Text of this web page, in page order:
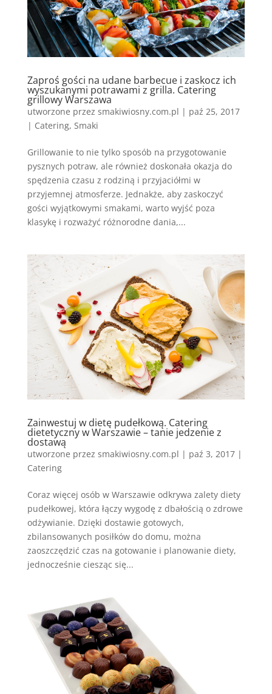
Zaproś gości na udane barbecue i zaskocz ich
wyszukanymi potrawami z grilla. Catering
grillowy Warszawa
utworzone przez smakiwiosny.com.pl | paź 25, 2017
| Catering, Smaki
Grillowanie to nie tylko sposób na przygotowanie
pysznych potraw, ale również doskonała okazja do
spędzenia czasu z rodziną i przyjaciółmi w
przyjemnej atmosferze. Jednakże, aby zaskoczyć
gości wyjątkowymi smakami, warto wyjść poza
klasykę i rozważyć różnorodne dania,...
Zainwestuj w dietę pudełkową. Catering
dietetyczny w Warszawie – tanie jedzenie z
dostawą
utworzone przez smakiwiosny.com.pl | paź 3, 2017|
Catering
Coraz więcej osób w Warszawie odkrywa zalety diety
pudełkowej, która łączy wygodę z dbałością o zdrowe
odżywianie. Dzięki dostawie gotowych,
zbilansowanych posiłków do domu, można
zaoszczędzić czas na gotowanie i planowanie diety,
jednocześnie ciesząc się...